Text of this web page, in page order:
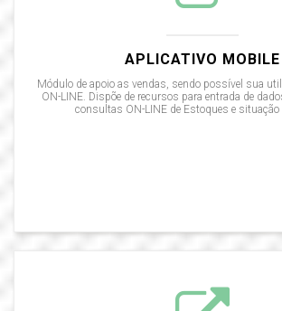
APLICATIVO MOBILE
Módulo de apoio as vendas, sendo possível sua
ON-LINE. Dispõe de recursos para entrada de
consultas ON-LINE de Estoques e situação